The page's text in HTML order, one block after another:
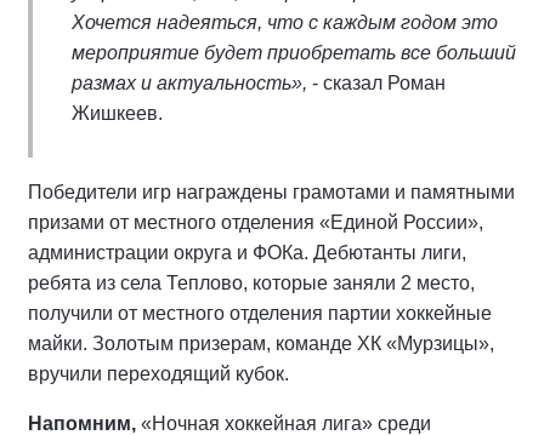
Хочется надеяться, что с каждым годом это
мероприятие будет приобретать все больший
размах и актуальность», - сказал Роман
Жишкеев.
Победители игр награждены грамотами и памятными
призами от местного отделения «Единой России»,
администрации округа и ФОКа. Дебютанты лиги,
ребята из села Теплово, которые заняли 2 место,
получили от местного отделения партии хоккейные
майки. Золотым призерам, команде ХК «Мурзицы»,
вручили переходящий кубок.
Напомним, «Ночная хоккейная лига» среди